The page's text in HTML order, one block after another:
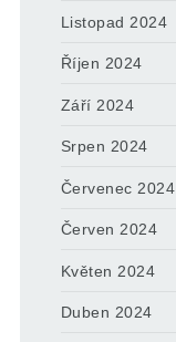
Listopad 2024
Říjen 2024
Září 2024
Srpen 2024
Červenec 2024
Červen 2024
Květen 2024
Duben 2024